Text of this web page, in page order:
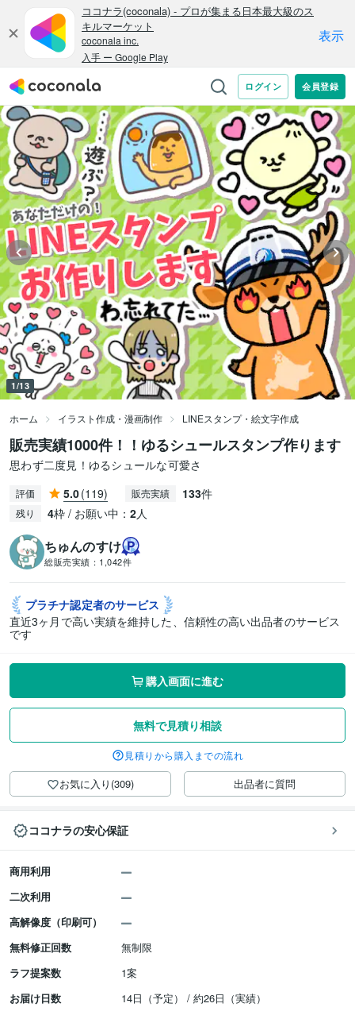
1/13
ホーム イラスト作成・漫画制作 LINEスタンプ・絵文字作成
販売実績1000件！！ゆるシュールスタンプ作ります
思わず二度見！ゆるシュールな可愛さ
評価 5.0(119) 販売実績 133件
残り 4枠 / お願い中： 2人
ちゅんのすけ
総販売実績： 1,042件
プラチナ認定者のサービス
直近3ヶ月で高い実績を維持した、信頼性の高い出品者のサービス
です
購入画面に進む
無料で見積り相談
見積りから購入までの流れ
お気に入り(309) 出品者に質問
ココナラの安心保証
商用利用
二次利用
高解像度（印刷可）
無料修正回数
無制限
ラフ提案数
1案
お届け日数
14日（予定） / 約26日（実績）